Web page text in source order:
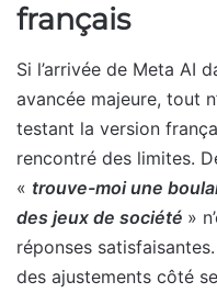
français
Si l’arrivée de Meta AI
avancée majeure, tout
testant la version
rencontré des limites.
« trouve-moi une
des jeux de société »
réponses
des ajustements côté